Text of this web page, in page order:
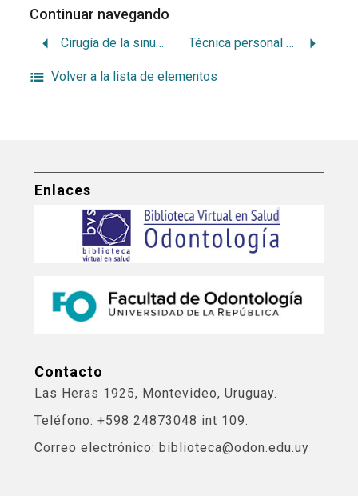
Continuar navegando
Cirugía de la sinusitis maxilar de origen dentario Técnica personal de la extracción
Volver a la lista de elementos
Enlaces
Contacto
Las Heras 1925, Montevideo, Uruguay.
Teléfono: +598 24873048 int 109.
Correo electrónico: biblioteca@odon.edu.uy